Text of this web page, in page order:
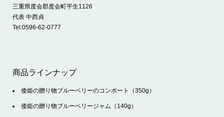
三重県度会郡度会町平生1126
代表 中西貞
Tel:0596-62-0777
商品ラインナップ
倭姫の贈り物ブルーベリーのコンポート（350g）
倭姫の贈り物ブルーベリージャム（140g）